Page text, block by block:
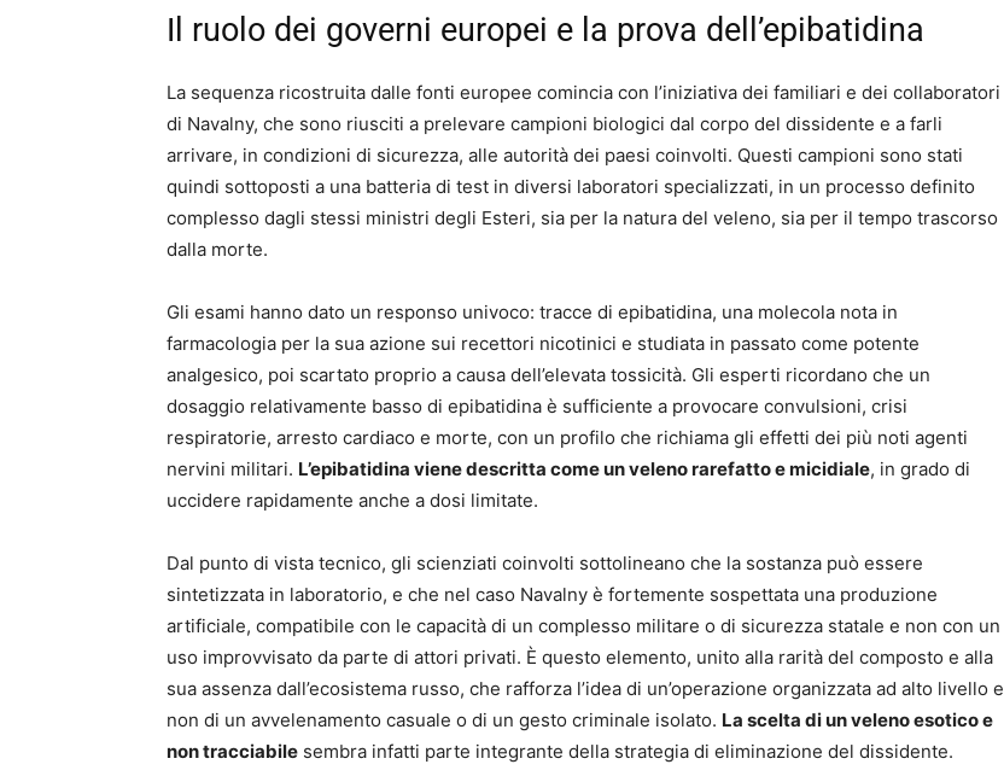
Il ruolo dei governi europei e la prova dell’epibatidina
La sequenza ricostruita dalle fonti europee comincia con l’iniziativa dei familiari e dei collaboratori
di Navalny, che sono riusciti a prelevare campioni biologici dal corpo del dissidente e a farli
arrivare, in condizioni di sicurezza, alle autorità dei paesi coinvolti. Questi campioni sono stati
quindi sottoposti a una batteria di test in diversi laboratori specializzati, in un processo definito
complesso dagli stessi ministri degli Esteri, sia per la natura del veleno, sia per il tempo trascorso
dalla morte.
Gli esami hanno dato un responso univoco: tracce di epibatidina, una molecola nota in
farmacologia per la sua azione sui recettori nicotinici e studiata in passato come potente
analgesico, poi scartato proprio a causa dell’elevata tossicità. Gli esperti ricordano che un
dosaggio relativamente basso di epibatidina è sufficiente a provocare convulsioni, crisi
respiratorie, arresto cardiaco e morte, con un profilo che richiama gli effetti dei più noti agenti
nervini militari. L’epibatidina viene descritta come un veleno rarefatto e micidiale, in grado di
uccidere rapidamente anche a dosi limitate.
Dal punto di vista tecnico, gli scienziati coinvolti sottolineano che la sostanza può essere
sintetizzata in laboratorio, e che nel caso Navalny è fortemente sospettata una produzione
artificiale, compatibile con le capacità di un complesso militare o di sicurezza statale e non con un
uso improvvisato da parte di attori privati. È questo elemento, unito alla rarità del composto e alla
sua assenza dall’ecosistema russo, che rafforza l’idea di un’operazione organizzata ad alto livello e
non di un avvelenamento casuale o di un gesto criminale isolato. La scelta di un veleno esotico e
non tracciabile sembra infatti parte integrante della strategia di eliminazione del dissidente.